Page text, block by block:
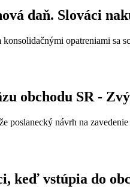
daň. Slováci
konsolidačnými opatreniami
obchodu SR -
poslanecký návrh na
keď vstúpia do